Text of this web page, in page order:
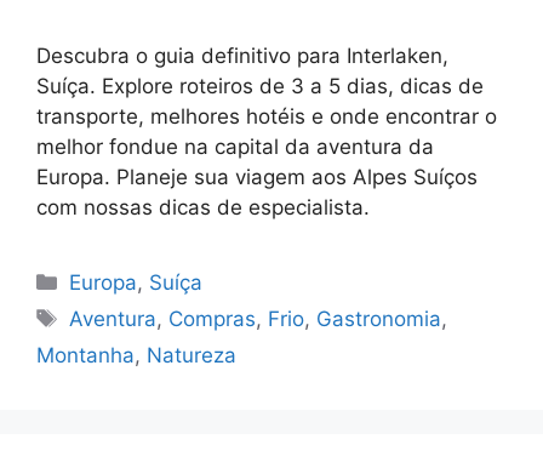
Descubra o guia definitivo para Interlaken,
Suíça. Explore roteiros de 3 a 5 dias, dicas de
transporte, melhores hotéis e onde encontrar o
melhor fondue na capital da aventura da
Europa. Planeje sua viagem aos Alpes Suíços
com nossas dicas de especialista.
Categorias
Europa, Suíça
Tags
Aventura, Compras, Frio, Gastronomia,
Montanha, Natureza